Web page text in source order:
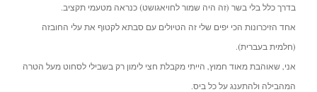
בדרך כלל בלי בשר (זה היה שמור לחויאגושט) כנראה מטעמי תקציב.
אחד הזיכרונות הכי יפים שלי זה הטיולים עם סבתא לקטוף את עלי החובזה
(חלמית בעברית).
אני, שאוהבת מאוד חמוץ, הייתי מקבלת חצי לימון רק בשבילי לסחוט מעל הטרה
המהבילה ולהתענג על כל ביס.